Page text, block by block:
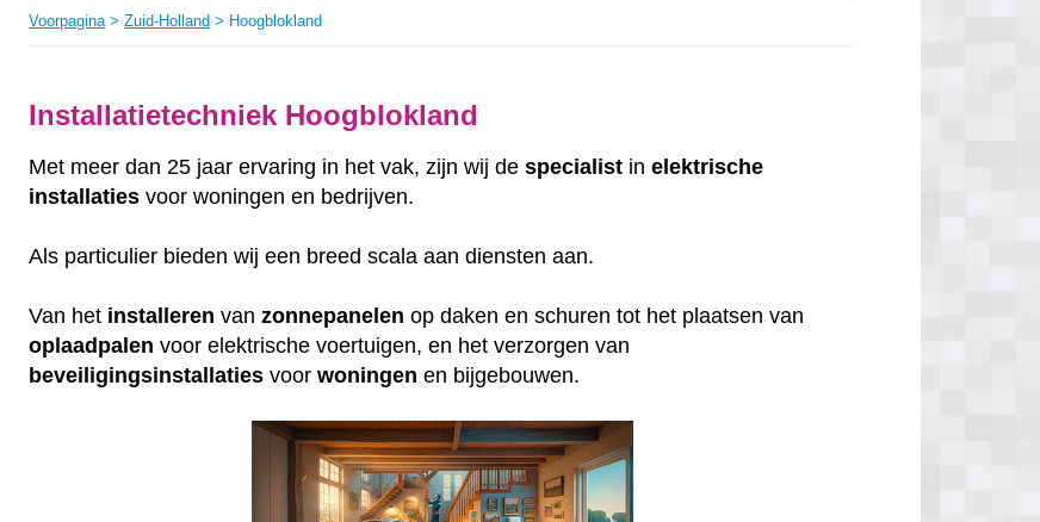
Voorpagina>Zuid-Holland > Hoogblokland
Installatietechniek Hoogblokland
Met meer dan 25 jaar ervaring in het vak, zijn wij despecialist inelektrische
installaties voor woningen en bedrijven.
Als particulier bieden wij een breed scala aan diensten aan.
Van het installeren vanzonnepanelen op daken en schuren tot het plaatsen van
oplaadpalen voor elektrische voertuigen, en het verzorgen van
beveiligingsinstallaties voorwoningen en bijgebouwen.